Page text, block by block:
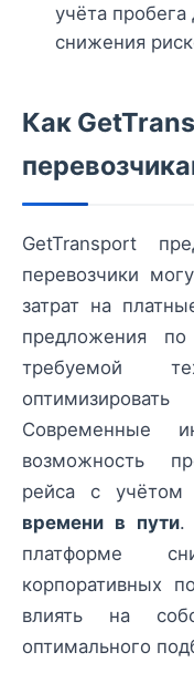
учёта пробега
снижения
Как
GetTransport
перевозчики
затрат на
предложения
требуемой
Современные
возможность
рейса с учётом
времени в пути.
платформе
корпоративных
влиять на
оптимального